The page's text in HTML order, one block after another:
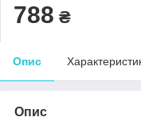
788 ₴
Опис
Опис